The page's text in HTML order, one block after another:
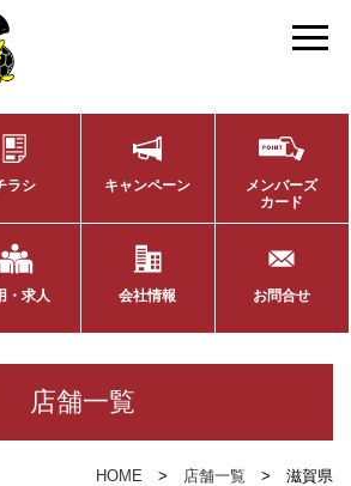
ラシ キャンペーン
メンバーズ
カード
・求人 会社情報 お問合せ
店舗一覧
HOME 店舗一覧 滋賀県